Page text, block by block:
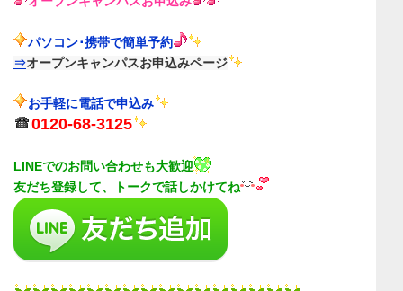
パソコン･携帯で簡単予約
⇒オープンキャンパスお申込みページ
お手軽に電話で申込み
0120-68-3125
LINEでのお問い合わせも大歓迎
友だち登録して、トークで話しかけてね